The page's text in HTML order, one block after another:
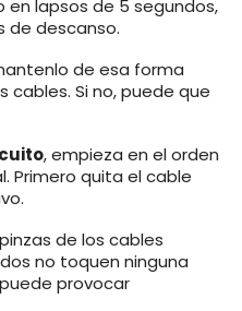
lapsos de 5 segundos,
de descanso.
de esa forma
Si no, puede que
, empieza en el orden
Primero quita el cable
de los cables
no toquen ninguna
provocar